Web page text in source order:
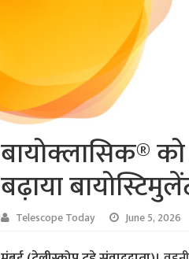
बायोक्लासिक®
बढ़ाया
Telescope Today June 5, 2026